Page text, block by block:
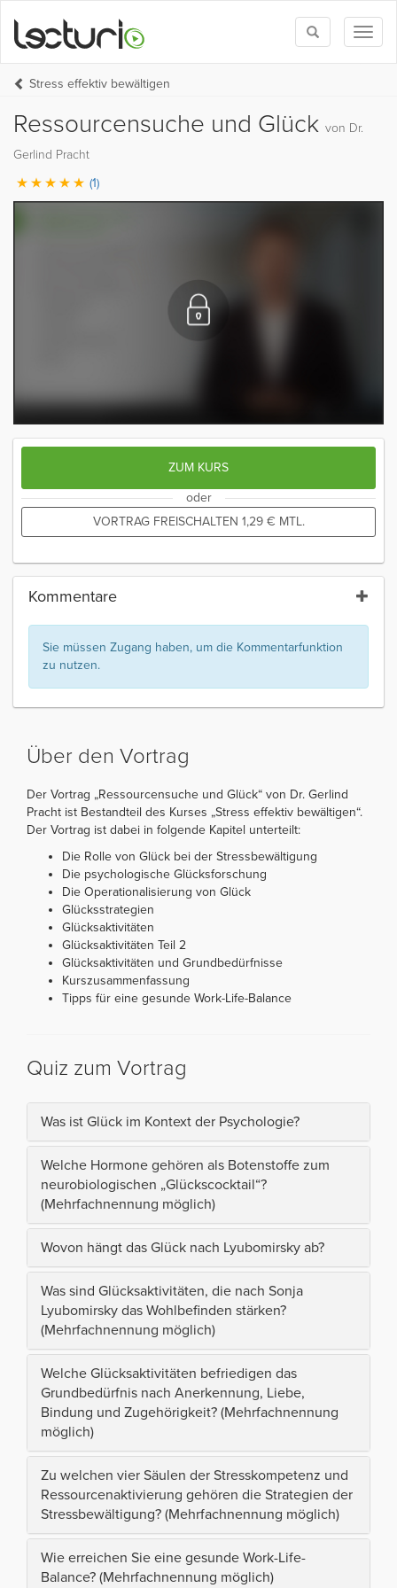
Toggle
search
Stress effektiv bewältigen
Ressourcensuche und Glück von Dr.
Gerlind Pracht
(1)
ZUM KURS
oder
VORTRAG FREISCHALTEN 1,29 € MTL.
Kommentare
Sie müssen Zugang haben, um die Kommentarfunktion
zu nutzen.
Über den Vortrag
Der Vortrag „Ressourcensuche und Glück“ von Dr. Gerlind
Pracht ist Bestandteil des Kurses „Stress effektiv bewältigen“.
Der Vortrag ist dabei in folgende Kapitel unterteilt:
Die Rolle von Glück bei der Stressbewältigung
Die psychologische Glücksforschung
Die Operationalisierung von Glück
Glücksstrategien
Glücksaktivitäten
Glücksaktivitäten Teil 2
Glücksaktivitäten und Grundbedürfnisse
Kurszusammenfassung
Tipps für eine gesunde Work-Life-Balance
Quiz zum Vortrag
Was ist Glück im Kontext der Psychologie?
Welche Hormone gehören als Botenstoffe zum
neurobiologischen „Glückscocktail“?
(Mehrfachnennung möglich)
Wovon hängt das Glück nach Lyubomirsky ab?
Was sind Glücksaktivitäten, die nach Sonja
Lyubomirsky das Wohlbefinden stärken?
(Mehrfachnennung möglich)
Welche Glücksaktivitäten befriedigen das
Grundbedürfnis nach Anerkennung, Liebe,
Bindung und Zugehörigkeit? (Mehrfachnennung
möglich)
Zu welchen vier Säulen der Stresskompetenz und
Ressourcenaktivierung gehören die Strategien der
Stressbewältigung? (Mehrfachnennung möglich)
Wie erreichen Sie eine gesunde Work-Life-
Balance? (Mehrfachnennung möglich)